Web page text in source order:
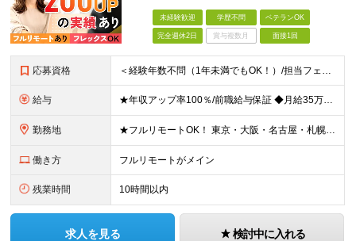
未経験歓迎 学歴不問 ベテランOK
完全週休2日 賞与複数月 面接1回
応募資格 ＜経験年数不問（1年未満でもOK！）/担当フェーズ不問/ブランクOK＞ ◆開発またはインフラに携わった経験がある方（業界・経験年数不問） ◆学歴不問 ＼＼まずは気軽にご応募ください！／／ ★研修明
給与 ★年収アップ率100％/前職給与保証 ◆月給35万円～110万円＜入社時から年収200万円UP実現多数！還元率80％以上＞ ※上記は最低保証額。経験・年齢・能力などを考慮の上、優遇いたします。 ※上
勤務地 ★フルリモートOK！ 東京・大阪・名古屋・札幌・福岡の支社及び周辺のプロジェクト先（関東・関西・東海・北海道・福岡）での勤務となります。 ※勤務地はお選びいただけます ※希望されない転勤は発生しま
働き方 フルリモートがメイン
残業時間 10時間以内
求人を見る 検討中に入れる